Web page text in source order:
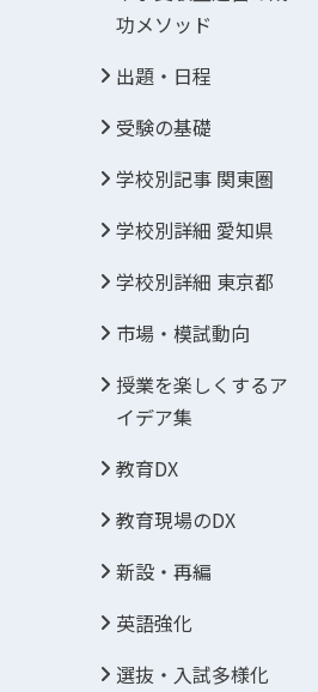
功メソッド
出題・日程
受験の基礎
学校別記事 関東圏
学校別詳細 愛知県
学校別詳細 東京都
市場・模試動向
授業を楽しくするア
イデア集
教育DX
教育現場のDX
新設・再編
英語強化
選抜・入試多様化